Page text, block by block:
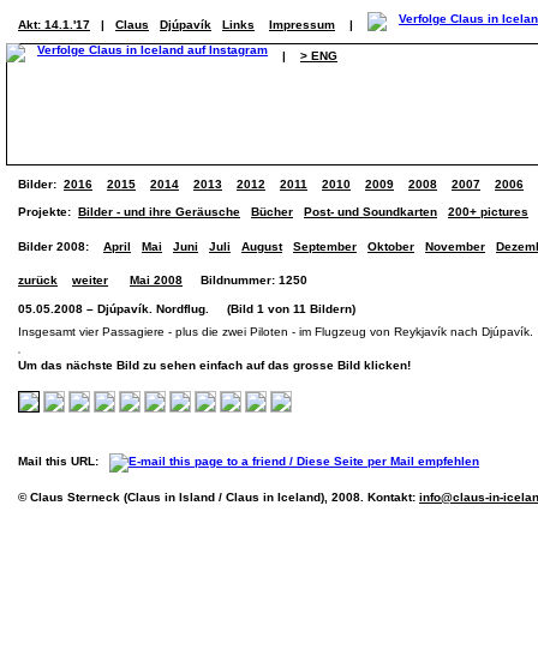
Akt: 14.1.'17 | Claus Djúpavík Links Impressum |
| > ENG
Bilder: 2016 2015 2014 2013 2012 2011 2010 2009 2008 2007 2006
Projekte: Bilder - und ihre Geräusche Bücher Post- und Soundkarten 200+ pictures
Bilder 2008: April Mai Juni Juli August September Oktober November
zurück weiter Mai 2008 Bildnummer: 1250
05.05.2008 – Djúpavík. Nordflug. (Bild 1 von 11 Bildern)
Insgesamt vier Passagiere - plus die zwei Piloten - im Flugzeug von Reykjavík nach Djúpavík.
Um das nächste Bild zu sehen einfach auf das grosse Bild klicken!
Mail this URL:
© Claus Sterneck (Claus in Island / Claus in Iceland), 2008. Kontakt: info@claus-in-